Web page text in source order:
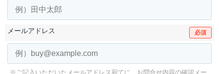
メールアドレス 必須
※ご記入いただいたメールアドレス宛てに、お問合せ内容の確認メー